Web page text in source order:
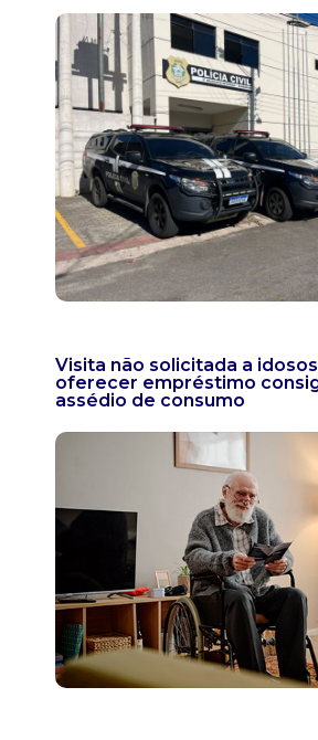
Visita não solicitada a
oferecer empréstimo
assédio de consumo